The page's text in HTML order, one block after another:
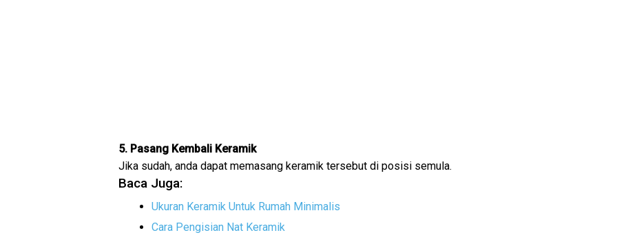
5. Pasang Kembali Keramik
Jika sudah, anda dapat memasang keramik tersebut di posisi semula.
Baca Juga:
Ukuran Keramik Untuk Rumah Minimalis
Cara Pengisian Nat Keramik